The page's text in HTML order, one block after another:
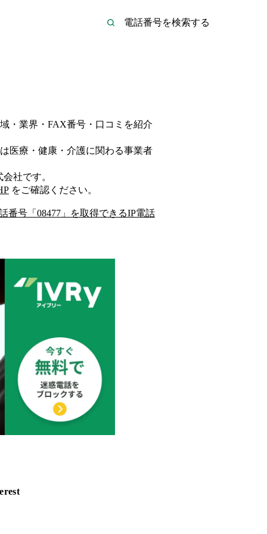
・業界・FAX番号・口コミを紹介
医療・健康・介護に関わる事業者
会社です。
をご確認ください。
番号「 08477 」を取得できるIP電話